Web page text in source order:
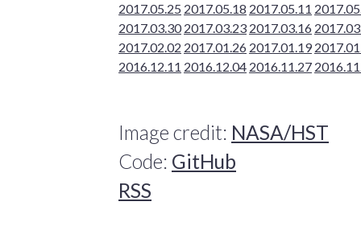
2017.05.25 2017.05.18 2017.05.11
2017.03.30 2017.03.23 2017.03.16
2017.02.02 2017.01.26 2017.01.19
2016.12.11 2016.12.04 2016.11.27
Image credit: NASA/HST
Code: GitHub
RSS